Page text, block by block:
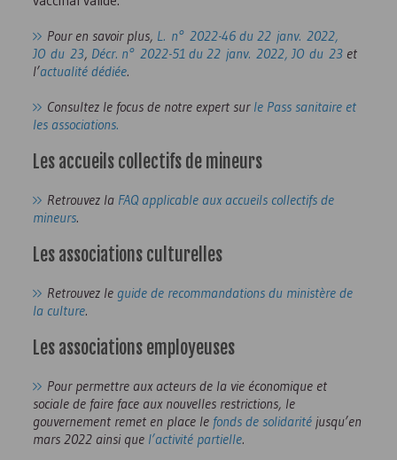
Pour en savoir plus, L. n° 2022-46 du 22 janv. 2022,
JO du 23, Décr. n° 2022-51 du 22 janv. 2022, JO du 23et
l’actualité dédiée.
Consultez le focus de notre expert sur le Pass sanitaire et
les associations.
Les accueils collectifs de mineurs
Retrouvez la FAQapplicable aux accueils collectifs de
mineurs.
Les associations culturelles
Retrouvez le guide de recommandations du ministère de
la culture.
Les associations employeuses
Pour permettre aux acteurs de la vie économique et
sociale de faire face aux nouvelles restrictions, le
gouvernement remet en place le fonds de solidaritéjusqu’en
mars 2022 ainsi que l’activité partielle.